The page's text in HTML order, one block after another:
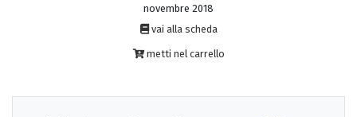
novembre 2018
vai alla scheda
metti nel carrello